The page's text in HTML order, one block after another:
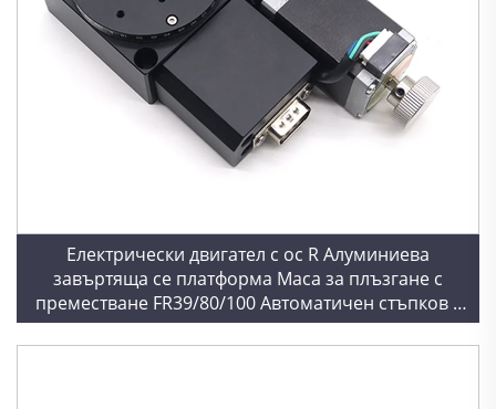
Електрически двигател с ос R Алуминиева
завъртяща се платформа Маса за плъзгане с
преместване FR39/80/100 Автоматичен стъпков с
висока прецизност